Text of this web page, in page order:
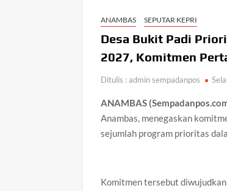
ANAMBAS SEPUTAR KEPRI
Desa Bukit Padi
2027, Komitmen
Ditulis : admin sempadanpos
ANAMBAS
Anambas, menegaskan
sejumlah program prioritas
Komitmen tersebut